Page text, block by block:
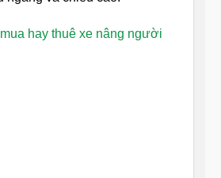
hay thuê xe nâng người